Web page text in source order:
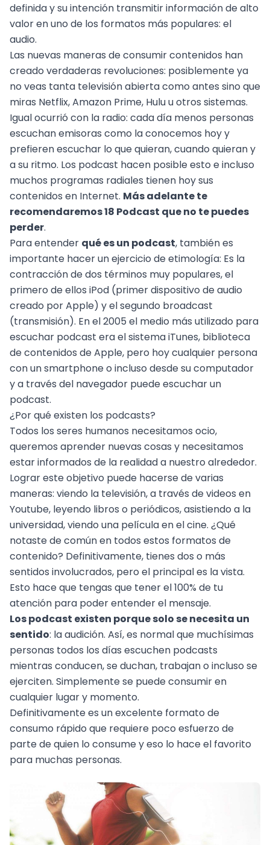
definida y su intención transmitir información de alto
valor en uno de los formatos más populares: el
audio.
Las nuevas maneras de consumir contenidos han
creado verdaderas revoluciones: posiblemente ya
no veas tanta televisión abierta como antes sino que
miras Netflix, Amazon Prime, Hulu u otros sistemas.
Igual ocurrió con la radio: cada día menos personas
escuchan emisoras como la conocemos hoy y
prefieren escuchar lo que quieran, cuando quieran y
a su ritmo. Los podcast hacen posible esto e incluso
muchos programas radiales tienen hoy sus
contenidos en Internet. Más adelante te
recomendaremos 18 Podcast que no te puedes
perder.
Para entender qué es un podcast, también es
importante hacer un ejercicio de etimología: Es la
contracción de dos términos muy populares, el
primero de ellos iPod (primer dispositivo de audio
creado por Apple) y el segundo broadcast
(transmisión). En el 2005 el medio más utilizado para
escuchar podcast era el sistema iTunes, biblioteca
de contenidos de Apple, pero hoy cualquier persona
con un smartphone o incluso desde su computador
y a través del navegador puede escuchar un
podcast.
¿Por qué existen los podcasts?
Todos los seres humanos necesitamos ocio,
queremos aprender nuevas cosas y necesitamos
estar informados de la realidad a nuestro alrededor.
Lograr este objetivo puede hacerse de varias
maneras: viendo la televisión, a través de videos en
Youtube, leyendo libros o periódicos, asistiendo a la
universidad, viendo una película en el cine. ¿Qué
notaste de común en todos estos formatos de
contenido? Definitivamente, tienes dos o más
sentidos involucrados, pero el principal es la vista.
Esto hace que tengas que tener el 100% de tu
atención para poder entender el mensaje.
Los podcast existen porque solo se necesita un
sentido: la audición. Así, es normal que muchísimas
personas todos los días escuchen podcasts
mientras conducen, se duchan, trabajan o incluso se
ejerciten. Simplemente se puede consumir en
cualquier lugar y momento.
Definitivamente es un excelente formato de
consumo rápido que requiere poco esfuerzo de
parte de quien lo consume y eso lo hace el favorito
para muchas personas.